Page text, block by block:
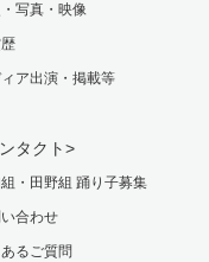
写真・映像
ィア出演・掲載等
タクト>
・田野組 踊り子募集
合わせ
るご質問